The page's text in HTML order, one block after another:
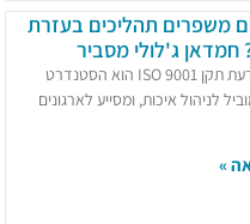
משפרים תהליכים בעזרת
מה שחשוב לדעת תקן ISO 9001 הוא הסטנדרט
לניהול איכות, ומסייע לארגונים
»